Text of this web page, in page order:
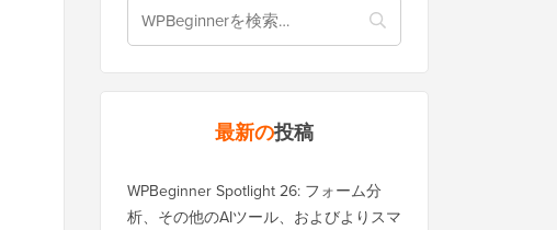
最新の投稿
WPBeginner Spotlight 26: フォーム分
析、その他のAIツール、およびよりスマ